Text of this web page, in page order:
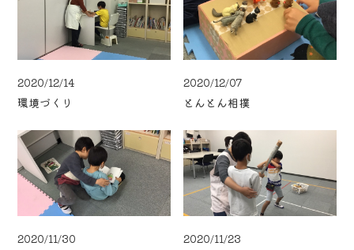
環境づくり
2020/12/14
とんとん相撲
2020/12/07
2020/11/30 2020/11/23